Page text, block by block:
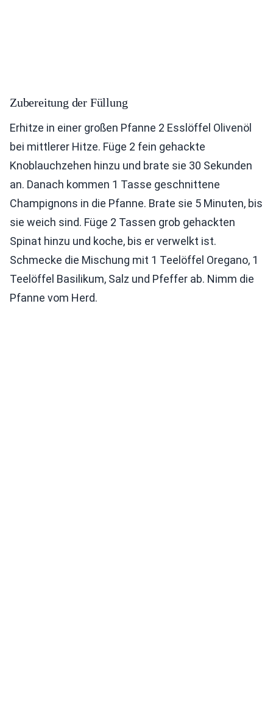
Zubereitung der Füllung
Erhitze in einer großen Pfanne 2 Esslöffel Olivenöl
bei mittlerer Hitze. Füge 2 fein gehackte
Knoblauchzehen hinzu und brate sie 30 Sekunden
an. Danach kommen 1 Tasse geschnittene
Champignons in die Pfanne. Brate sie 5 Minuten, bis
sie weich sind. Füge 2 Tassen grob gehackten
Spinat hinzu und koche, bis er verwelkt ist.
Schmecke die Mischung mit 1 Teelöffel Oregano, 1
Teelöffel Basilikum, Salz und Pfeffer ab. Nimm die
Pfanne vom Herd.